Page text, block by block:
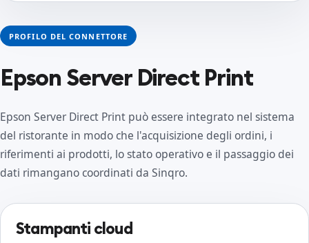
PROFILO DEL CONNETTORE
Epson Server Direct Print
Epson Server Direct Print può essere integrato nel sistema
del ristorante in modo che l'acquisizione degli ordini, i
riferimenti ai prodotti, lo stato operativo e il passaggio dei
dati rimangano coordinati da Sinqro.
Stampanti cloud